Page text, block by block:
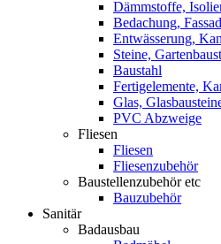
Dämmstoffe,
Bedachung,
Entwässerung,
Steine,
Baustahl
Fertigelemente,
Glas,
PVC Abzweige
Fliesen
Fliesen
Fliesenzubehör
Baustellenzubehör etc
Bauzubehör
Sanitär
Badausbau